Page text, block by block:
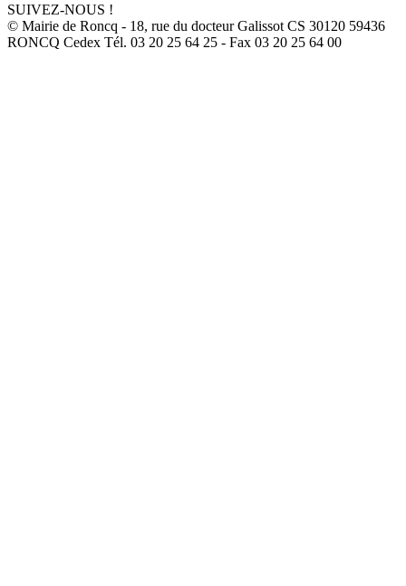
SUIVEZ-NOUS !
© Mairie de Roncq - 18, rue du docteur Galissot CS 30120 59436
RONCQ Cedex Tél. 03 20 25 64 25 - Fax 03 20 25 64 00